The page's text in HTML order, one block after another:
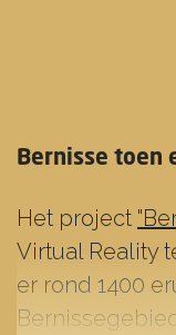
Bernisse toen
Het project
Virtual Reality
er rond 1400